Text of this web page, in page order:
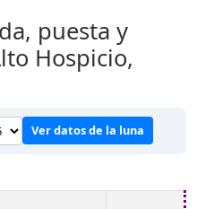
puesta y
Hospicio,
Ver datos de la luna